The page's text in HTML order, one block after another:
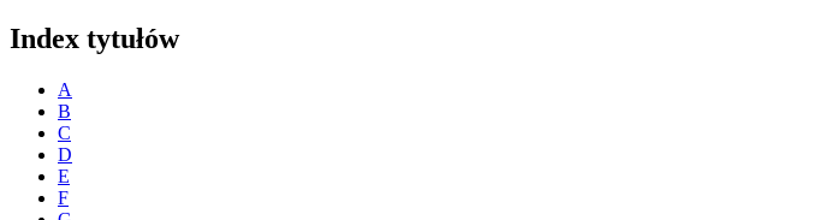
Index tytułów
A
B
C
D
E
F